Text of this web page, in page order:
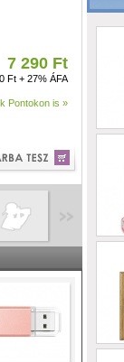
7 290 Ft
Ft + 27% ÁFA
Pontokon is »